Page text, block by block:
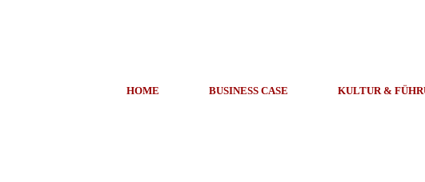
HOME BUSINESS CASE KULTUR &